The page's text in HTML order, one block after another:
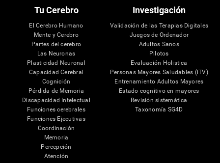
Tu Cerebro
El Cerebro Humano
Mente y Cerebro
Partes del cerebro
Las Neuronas
Plasticidad Neuronal
Capacidad Cerebral
Cognición
Pérdida de Memoria
Discapacidad Intelectual
Funciones cerebrales
Funciones Ejecutivas
Coordinación
Memoria
Percepción
Atención
Investigación
Validación de las Terapias Digitales
Juegos de Ordenador
Adultos Sanos
Pilotos
Evaluación Holistica
Personas Mayores Saludables (iTV)
Entrenamiento Adultos Mayores
Estado cognitivo en mayores
Revisión sistemática
Taxonomía SG4D